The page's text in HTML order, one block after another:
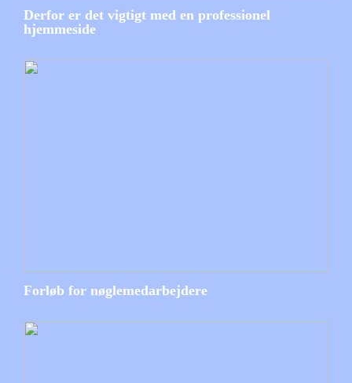
Derfor er det vigtigt med en professionel
hjemmeside
Forløb for nøglemedarbejdere